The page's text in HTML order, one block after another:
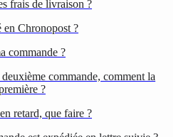
frais de livraison ?
Chronopost ?
commande ?
commande, comment la
?
retard, que faire ?